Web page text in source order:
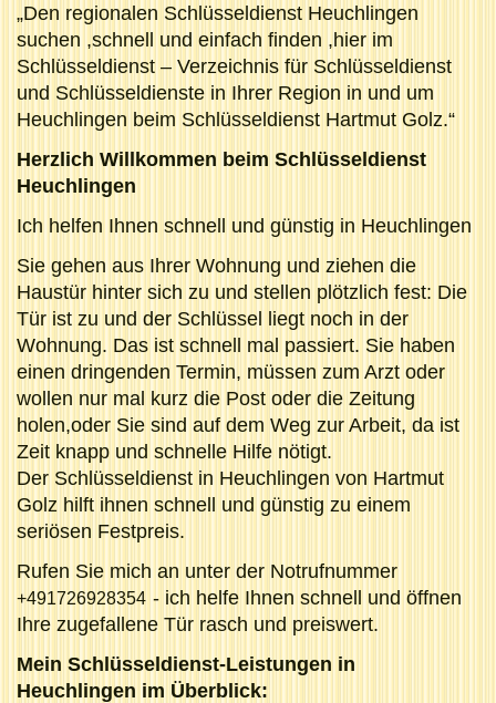
„Den regionalen Schlüsseldienst Heuchlingen
suchen ,schnell und einfach finden ,hier im
Schlüsseldienst – Verzeichnis für Schlüsseldienst
und Schlüsseldienste in Ihrer Region in und um
Heuchlingen beim Schlüsseldienst Hartmut Golz.“
Herzlich Willkommen beim Schlüsseldienst
Heuchlingen
Ich helfen Ihnen schnell und günstig in Heuchlingen
Sie gehen aus Ihrer Wohnung und ziehen die
Haustür hinter sich zu und stellen plötzlich fest: Die
Tür ist zu und der Schlüssel liegt noch in der
Wohnung. Das ist schnell mal passiert. Sie haben
einen dringenden Termin, müssen zum Arzt oder
wollen nur mal kurz die Post oder die Zeitung
holen,oder Sie sind auf dem Weg zur Arbeit, da ist
Zeit knapp und schnelle Hilfe nötigt.
Der Schlüsseldienst in Heuchlingen von Hartmut
Golz hilft ihnen schnell und günstig zu einem
seriösen Festpreis.
Rufen Sie mich an unter der Notrufnummer
+491726928354 - ich helfe Ihnen schnell und öffnen
Ihre zugefallene Tür rasch und preiswert.
Mein Schlüsseldienst-Leistungen in
Heuchlingen im Überblick: